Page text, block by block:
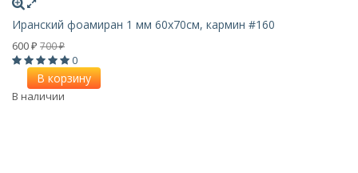
Иранский фоамиран 1 мм 60х70см, кармин #160
600 ₽ 700₽
0
В корзину
В наличии